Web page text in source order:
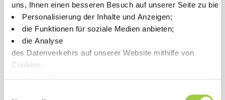
uns, Ihnen einen besseren Besuch auf unserer Seite zu
Personalisierung der Inhalte und Anzeigen;
die Funktionen für soziale Medien anbieten;
die Analyse
des Datenverkehrs auf unserer Website mithilfe von
Cookies.
Entfernung von Lötpaste,
nicht ausgehärtetem
Klebstoff und
Flussmittelrückständen